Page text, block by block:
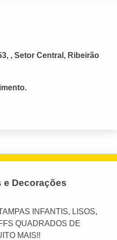
, Setor Central, Ribeirão
e Decorações
INFANTIS, LISOS,
QUADRADOS DE
MAIS!!